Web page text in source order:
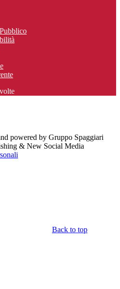
volte
powered by Gruppo Spaggiari
& New Social Media
Back to top